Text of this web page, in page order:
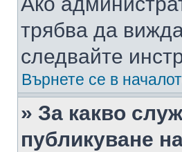
трябва да
следвайте
Върнете се в
» За какво
публикуване